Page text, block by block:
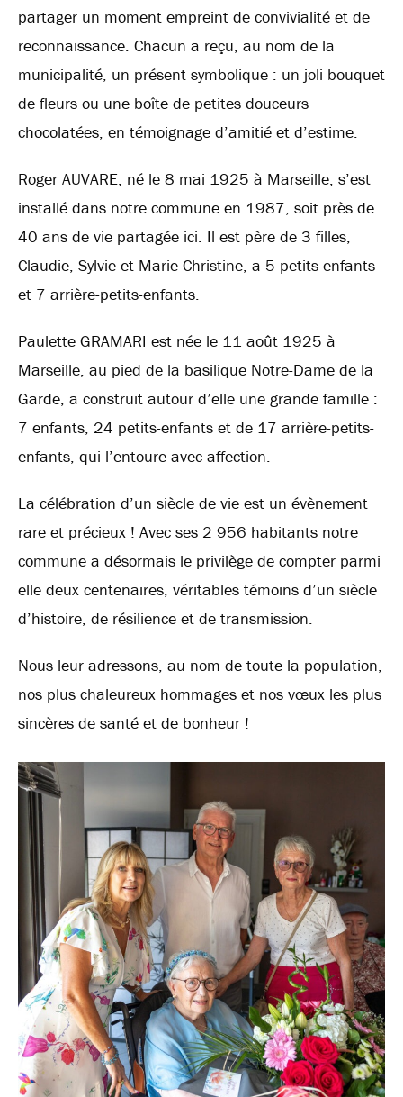
partager un moment empreint de convivialité et de
reconnaissance. Chacun a reçu, au nom de la
municipalité, un présent symbolique : un joli bouquet
de fleurs ou une boîte de petites douceurs
chocolatées, en témoignage d’amitié et d’estime.
Roger AUVARE, né le 8 mai 1925 à Marseille, s’est
installé dans notre commune en 1987, soit près de
40 ans de vie partagée ici. Il est père de 3 filles,
Claudie, Sylvie et Marie-Christine, a 5 petits-enfants
et 7 arrière-petits-enfants.
Paulette GRAMARI est née le 11 août 1925 à
Marseille, au pied de la basilique Notre-Dame de la
Garde, a construit autour d’elle une grande famille :
7 enfants, 24 petits-enfants et de 17 arrière-petits-
enfants, qui l’entoure avec affection.
La célébration d’un siècle de vie est un évènement
rare et précieux ! Avec ses 2 956 habitants notre
commune a désormais le privilège de compter parmi
elle deux centenaires, véritables témoins d’un siècle
d’histoire, de résilience et de transmission.
Nous leur adressons, au nom de toute la population,
nos plus chaleureux hommages et nos vœux les plus
sincères de santé et de bonheur !